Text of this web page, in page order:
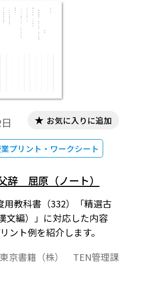
プリント・ワークシート
お気に入りに追加
辞 屈原（ノート）
用教科書（332）「精選古
文編）」に対応した内容
ント例を紹介します。
東京書籍（株） TEN管理課